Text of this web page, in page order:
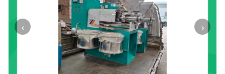
‹ ›